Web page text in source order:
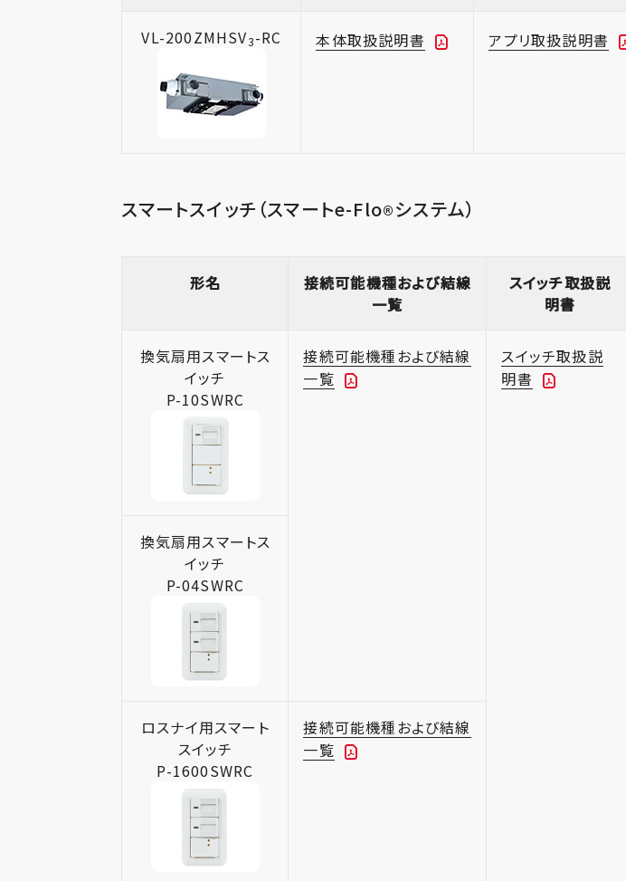
VL-200ZMHSV3-RC 本体取扱説明書 アプリ取扱説明書
スマートスイッチ（スマートe-Flo®システム）
形名
接続可能機種および結線
一覧
スイッチ取扱説
明書
換気扇用スマートス
イッチ
P-10SWRC
接続可能機種および結線
一覧
スイッチ取扱説
明書
換気扇用スマートス
イッチ
P-04SWRC
ロスナイ用スマート
スイッチ
P-1600SWRC
接続可能機種および結線
一覧